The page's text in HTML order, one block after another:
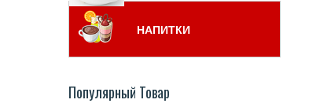
НАПИТКИ
Популярный Товар